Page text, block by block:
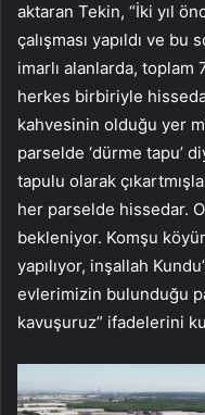
aktaran Tekin, “İki yıl
çalışması yapıldı ve
imarlı alanlarda, toplam
herkes birbiriyle
kahvesinin olduğu yer
parselde ‘dürme tapu’
tapulu olarak
her parselde hissedar.
bekleniyor. Komşu
yapılıyor, inşallah
evlerimizin bulunduğu
kavuşuruz” ifadelerini